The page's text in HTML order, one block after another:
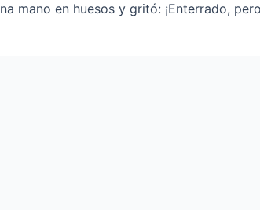
mano en huesos y gritó: ¡Enterrado,